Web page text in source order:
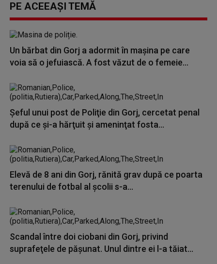
PE ACEEAȘI TEMĂ
Un bărbat din Gorj a adormit în maşina pe care
voia să o jefuiască. A fost văzut de o femeie...
Şeful unui post de Poliţie din Gorj, cercetat penal
după ce şi-a hărţuit şi ameninţat fosta...
Elevă de 8 ani din Gorj, rănită grav după ce poarta
terenului de fotbal al școlii s-a...
Scandal între doi ciobani din Gorj, privind
suprafeţele de păşunat. Unul dintre ei l-a tăiat...